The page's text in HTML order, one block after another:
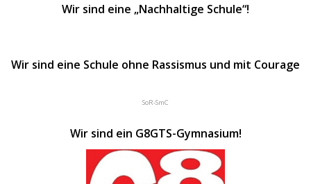
Wir sind eine „Nachhaltige Schule“!
Wir sind eine Schule ohne Rassismus und mit Courage
SoR-SmC
Wir sind ein G8GTS-Gymnasium!